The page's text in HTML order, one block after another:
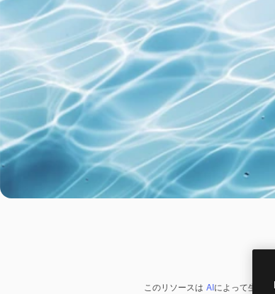
このリソースは AIによって生成